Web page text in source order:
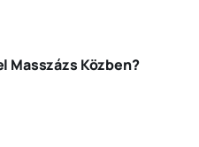
Masszázs Közben?